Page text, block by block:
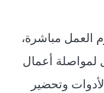
العمل مباشرة،
لمواصلة أعمال
وتحضير